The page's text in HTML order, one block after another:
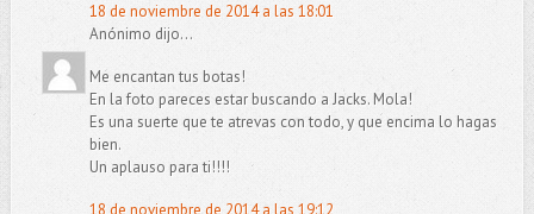
18 de noviembre de 2014 a las 18:01
Anónimo dijo...
Me encantan tus botas!
En la foto pareces estar buscando a Jacks. Mola!
Es una suerte que te atrevas con todo, y que encima lo hagas
bien.
Un aplauso para ti!!!!
18 de noviembre de 2014 a las 19:12